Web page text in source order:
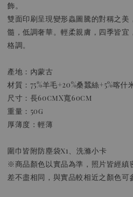
飾。
雙面印刷呈現變形蟲圖騰的對稱之美
髓，低調奢華。輕柔親膚，四季皆宜
格調。
產地：內蒙古
材質：75%羊毛+20%桑蠶絲+5%喀什
尺寸：長60cmX寬60cm
重量：50g
厚薄度：輕薄
圍巾皆附防塵袋x1、洗滌小卡
※商品顏色以實品為準，照片皆經縝
差不盡相同，與實品較相近之顏色